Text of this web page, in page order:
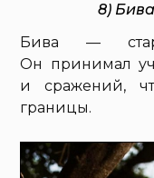
8)
Бива —
Он принимал
и сражений,
границы.